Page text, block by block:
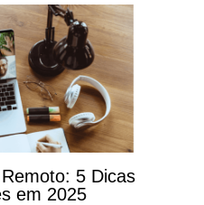
5 Dicas
em 2025